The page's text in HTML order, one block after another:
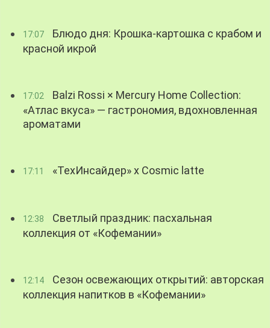
17:07
Блюдо дня: Крошка-картошка с крабом и
красной икрой
17:02
Balzi Rossi × Mercury Home Collection:
«Атлас вкуса» — гастрономия, вдохновленная
ароматами
17:11 «ТехИнсайдер» х Cosmic latte
12:38
Светлый праздник: пасхальная
коллекция от «Кофемании»
12:14
Сезон освежающих открытий: авторская
коллекция напитков в «Кофемании»